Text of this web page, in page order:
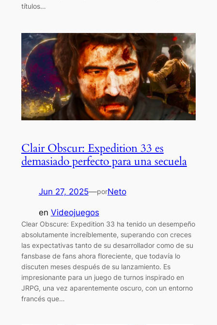
títulos…
Clair Obscur: Expedition 33 es
demasiado perfecto para una secuela
Jun 27, 2025—porNeto
en Videojuegos
Clear Obscure: Expedition 33 ha tenido un desempeño
absolutamente increíblemente, superando con creces
las expectativas tanto de su desarrollador como de su
fansbase de fans ahora floreciente, que todavía lo
discuten meses después de su lanzamiento. Es
impresionante para un juego de turnos inspirado en
JRPG, una vez aparentemente oscuro, con un entorno
francés que…